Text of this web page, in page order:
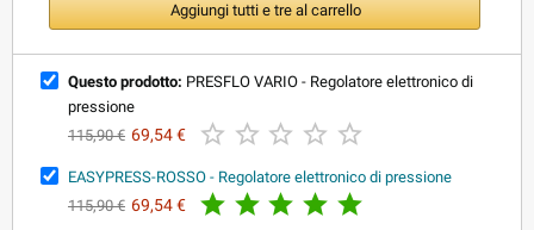
Aggiungi tutti e tre al carrello
Questo prodotto: PRESFLO VARIO - Regolatore elettronico di
pressione
115,90 € 69,54 €     
EASYPRESS-ROSSO - Regolatore elettronico di pressione
115,90 € 69,54 €     